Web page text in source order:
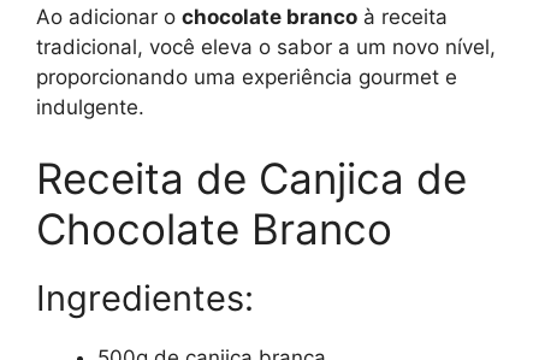
Ao adicionar o chocolate branco à receita
tradicional, você eleva o sabor a um novo nível,
proporcionando uma experiência gourmet e
indulgente.
Receita de Canjica de
Chocolate Branco
Ingredientes: